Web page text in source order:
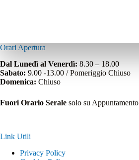
Orari Apertura
Dal Lunedì al Venerdì: 8.30 – 18.00
Sabato: 9.00 -13.00 / Pomeriggio Chiuso
Domenica: Chiuso
Fuori Orario Serale solo su Appuntamento
Link Utili
Privacy Policy